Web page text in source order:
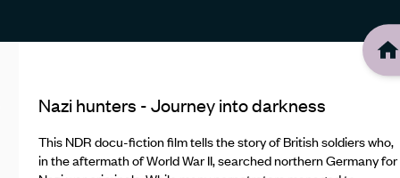
Nazi hunters - Journey into darkness
This NDR docu-fiction film tells the story of British soldiers who,
in the aftermath of World War II, searched northern Germany for